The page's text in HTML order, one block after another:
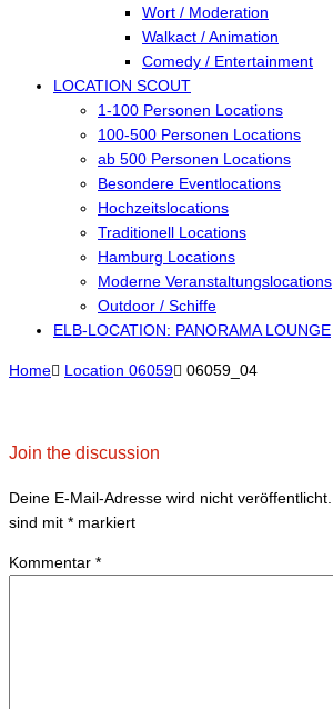
Wort / Moderation
Walkact / Animation
Comedy / Entertainment
LOCATION SCOUT
1-100 Personen Locations
100-500 Personen Locations
ab 500 Personen Locations
Besondere Eventlocations
Hochzeitslocations
Traditionell Locations
Hamburg Locations
Moderne Veranstaltungslocations
Outdoor / Schiffe
ELB-LOCATION: PANORAMA LOUNGE
Home Location 06059 06059_04
Join the discussion
Deine E-Mail-Adresse wird nicht veröffentlicht.
sind mit * markiert
Kommentar *